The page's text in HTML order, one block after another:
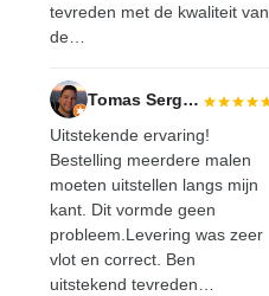
tevreden met de kwaliteit van
de…
Tomas Sergeant
Uitstekende ervaring!
Bestelling meerdere malen
moeten uitstellen langs mijn
kant. Dit vormde geen
probleem.Levering was zeer
vlot en correct. Ben
uitstekend tevreden…